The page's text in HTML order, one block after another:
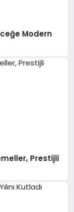
Modern
Prestijli